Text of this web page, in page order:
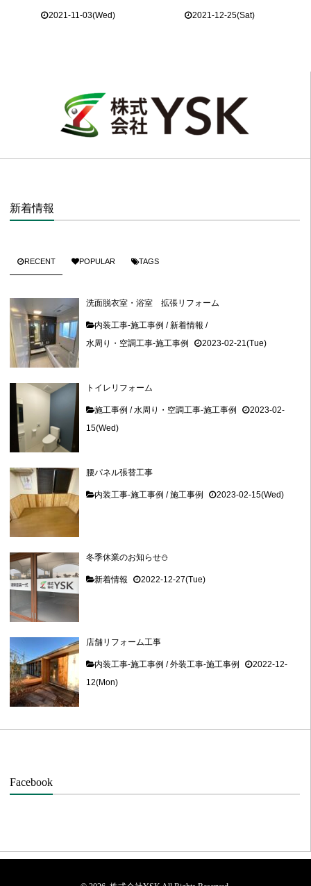
2021-11-03(Wed) 2021-12-25(Sat)
新着情報
RECENT POPULAR TAGS
洗面脱衣室・浴室 拡張リフォーム
内装工事-施工事例 /新着情報 /
水周り・空調工事-施工事例
2023-02-21(Tue)
トイレリフォーム
施工事例 /水周り・空調工事-施工事例
2023-02-
15(Wed)
腰パネル張替工事
内装工事-施工事例 /施工事例 2023-02-15(Wed)
冬季休業のお知らせ⛄
新着情報 2022-12-27(Tue)
店舗リフォーム工事
内装工事-施工事例 /外装工事-施工事例
2022-12-
12(Mon)
Facebook